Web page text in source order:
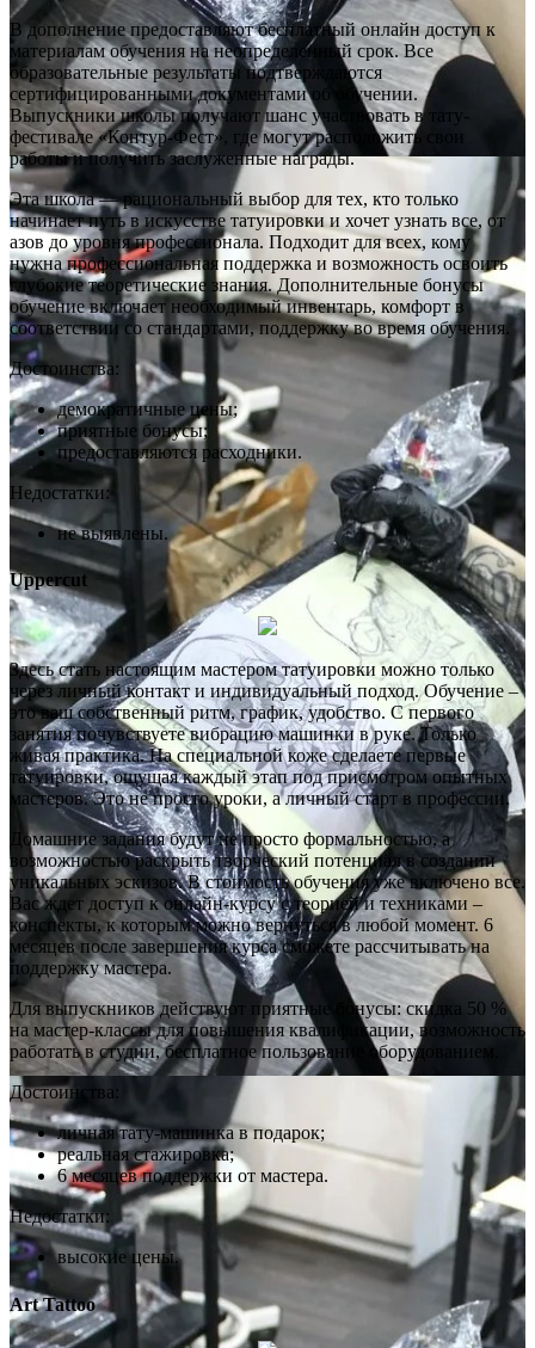
В дополнение предоставляют бесплатный онлайн доступ к
материалам обучения на неопределенный срок. Все
образовательные результаты подтверждаются
сертифицированными документами об обучении.
Выпускники школы получают шанс участвовать в тату-
фестивале «Контур-Фест», где могут расположить свои
работы и получить заслуженные награды.
Эта школа — рациональный выбор для тех, кто только
начинает путь в искусстве татуировки и хочет узнать все, от
азов до уровня профессионала. Подходит для всех, кому
нужна профессиональная поддержка и возможность освоить
глубокие теоретические знания. Дополнительные бонусы
обучение включает необходимый инвентарь, комфорт в
соответствии со стандартами, поддержку во время обучения.
Достоинства:
демократичные цены;
приятные бонусы;
предоставляются расходники.
Недостатки:
не выявлены.
Uppercut
Здесь стать настоящим мастером татуировки можно только
через личный контакт и индивидуальный подход. Обучение –
это ваш собственный ритм, график, удобство. С первого
занятия почувствуете вибрацию машинки в руке. Только
живая практика. На специальной коже сделаете первые
татуировки, ощущая каждый этап под присмотром опытных
мастеров. Это не просто уроки, а личный старт в профессии.
Домашние задания будут не просто формальностью, а
возможностью раскрыть творческий потенциал в создании
уникальных эскизов. В стоимость обучения уже включено все.
Вас ждет доступ к онлайн-курсу с теорией и техниками –
конспекты, к которым можно вернуться в любой момент. 6
месяцев после завершения курса сможете рассчитывать на
поддержку мастера.
Для выпускников действуют приятные бонусы: скидка 50 %
на мастер-классы для повышения квалификации, возможность
работать в студии, бесплатное пользование оборудованием.
Достоинства:
личная тату-машинка в подарок;
реальная стажировка;
6 месяцев поддержки от мастера.
Недостатки:
высокие цены.
Art Tattoo